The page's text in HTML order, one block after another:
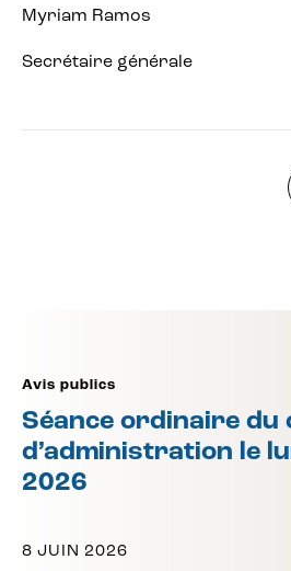
Myriam Ramos
Secrétaire générale
Avis publics
Séance ordinaire du
d’administration le
2026
8 JUIN 2026